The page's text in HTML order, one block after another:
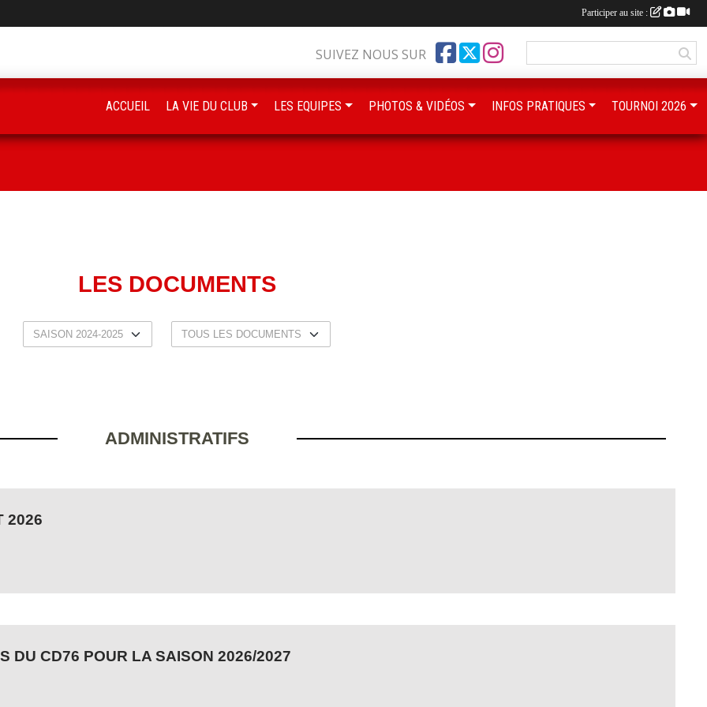
LES DOCUMENTS
ADMINISTRATIFS
2026
DU CD76 POUR LA SAISON 2026/2027
SUIVEZ NOUS SUR
ACCUEIL LA VIE DU CLUB LES EQUIPES PHOTOS & VIDÉOS INFOS PRATIQUES TOURNOI 2026
Participer au site :